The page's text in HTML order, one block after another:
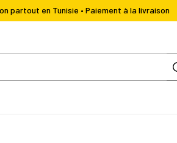
partout en Tunisie • Paiement à la livraison